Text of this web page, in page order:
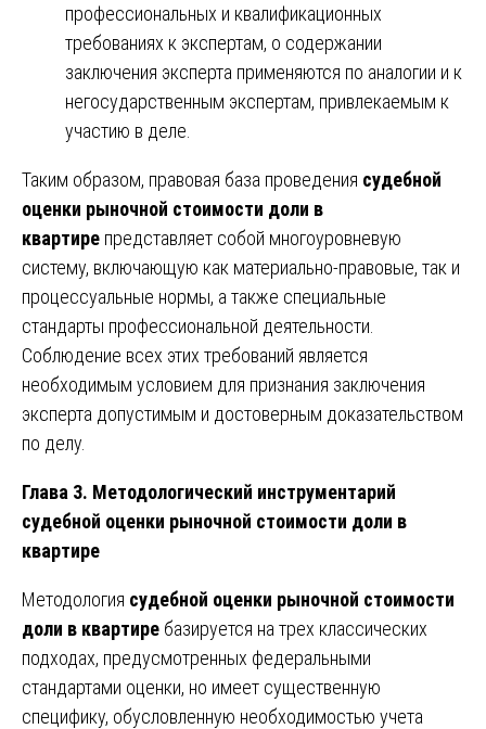
профессиональных и квалификационных
требованиях к экспертам, о содержании
заключения эксперта применяются по аналогии и к
негосударственным экспертам, привлекаемым к
участию в деле.
Таким образом, правовая база проведения судебной
оценки рыночной стоимости доли в
квартире представляет собой многоуровневую
систему, включающую как материально-правовые, так и
процессуальные нормы, а также специальные
стандарты профессиональной деятельности.
Соблюдение всех этих требований является
необходимым условием для признания заключения
эксперта допустимым и достоверным доказательством
по делу.
Глава 3. Методологический инструментарий
судебной оценки рыночной стоимости доли в
квартире
Методология судебной оценки рыночной стоимости
доли в квартире базируется на трех классических
подходах, предусмотренных федеральными
стандартами оценки, но имеет существенную
специфику, обусловленную необходимостью учета